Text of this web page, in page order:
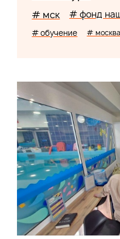
# мск # фонд
# обучение # москва